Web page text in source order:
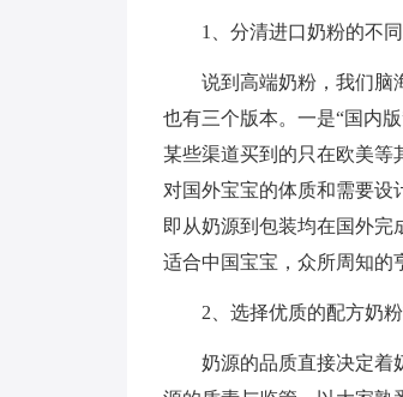
1、分清进口奶粉的不同
说到高端奶粉，我们脑海
也有三个版本。一是“国内
某些渠道买到的只在欧美等
对国外宝宝的体质和需要设
即从奶源到包装均在国外
适合中国宝宝，众所周知的
2、选择优质的配方奶粉
奶源的品质直接决定着奶